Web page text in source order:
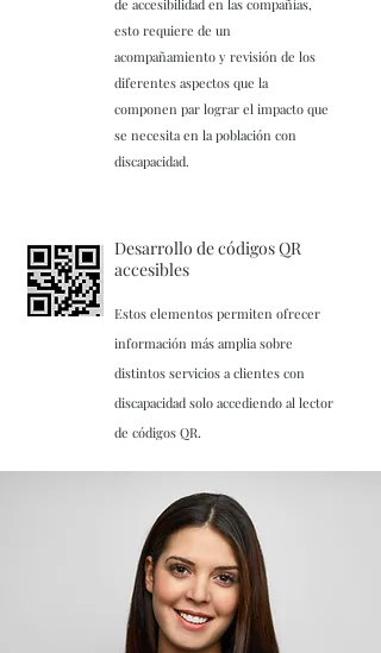
de accesibilidad en las compañías,
esto requiere de un
acompañamiento y revisión de los
diferentes aspectos que la
componen par lograr el impacto que
se necesita en la población con
discapacidad.
Desarrollo de códigos QR
accesibles
Estos elementos permiten ofrecer
información más amplia sobre
distintos servicios a clientes con
discapacidad solo accediendo al lector
de códigos QR.